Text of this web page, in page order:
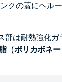
クの蓋にヘ
部は耐熱強化
（ポリカボネ